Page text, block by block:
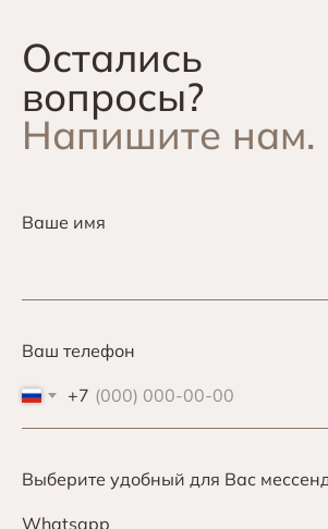
Остались
вопросы?
Напишите нам.
Ваше имя
Ваш телефон
+7
Выберите удобный для Вас